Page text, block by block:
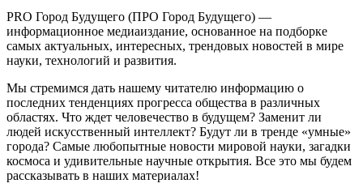
PRO Город Будущего (ПРО Город Будущего) —
информационное медиаиздание, основанное на подборке
самых актуальных, интересных, трендовых новостей в мире
науки, технологий и развития.
Мы стремимся дать нашему читателю информацию о
последних тенденциях прогресса общества в различных
областях. Что ждет человечество в будущем? Заменит ли
людей искусственный интеллект? Будут ли в тренде «умные»
города? Самые любопытные новости мировой науки, загадки
космоса и удивительные научные открытия. Все это мы будем
рассказывать в наших материалах!